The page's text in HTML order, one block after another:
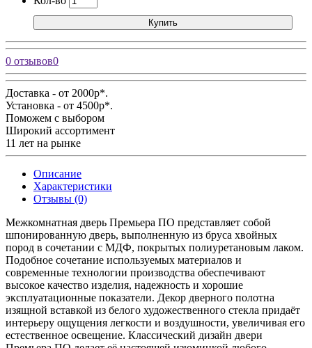
Купить
0 отзывов0
Доставка - от 2000р*.
Установка - от 4500р*.
Поможем с выбором
Широкий ассортимент
11 лет на рынке
Описание
Характеристики
Отзывы (0)
Межкомнатная дверь Премьера ПО представляет собой
шпонированную дверь, выполненную из бруса хвойных
пород в сочетании с МДФ, покрытых полиуретановым лаком.
Подобное сочетание используемых материалов и
современные технологии производства обеспечивают
высокое качество изделия, надежность и хорошие
эксплуатационные показатели. Декор дверного полотна
изящной вставкой из белого художественного стекла придаёт
интерьеру ощущения легкости и воздушности, увеличивая его
естественное освещение. Классический дизайн двери